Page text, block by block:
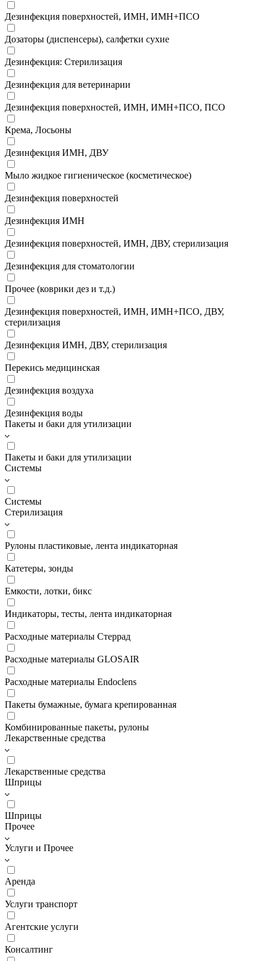
Дезинфекция поверхностей, ИМН, ИМН+ПСО
Дозаторы (диспенсеры), салфетки сухие
Дезинфекция: Стерилизация
Дезинфекция для ветеринарии
Дезинфекция поверхностей, ИМН, ИМН+ПСО, ПСО
Крема, Лосьоны
Дезинфекция ИМН, ДВУ
Мыло жидкое гигиеническое (косметическое)
Дезинфекция поверхностей
Дезинфекция ИМН
Дезинфекция поверхностей, ИМН, ДВУ, стерилизация
Дезинфекция для стоматологии
Прочее (коврики дез и т.д.)
Дезинфекция поверхностей, ИМН, ИМН+ПСО, ДВУ,
стерилизация
Дезинфекция ИМН, ДВУ, стерилизация
Перекись медицинская
Дезинфекция воздуха
Дезинфекция воды
Пакеты и баки для утилизации
Пакеты и баки для утилизации
Системы
Системы
Стерилизация
Рулоны пластиковые, лента индикаторная
Катетеры, зонды
Емкости, лотки, бикс
Индикаторы, тесты, лента индикаторная
Расходные материалы Стеррад
Расходные материалы GLOSAIR
Расходные материалы Endoclens
Пакеты бумажные, бумага крепированная
Комбинированные пакеты, рулоны
Лекарственные средства
Лекарственные средства
Шприцы
Шприцы
Прочее
Услуги и Прочее
Аренда
Услуги транспорт
Агентские услуги
Консалтинг